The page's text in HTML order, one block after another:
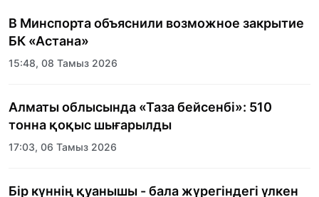
В Минспорта объяснили возможное закрытие
БК «Астана»
15:48, 08 Тамыз 2026
Алматы облысында «Таза бейсенбі»: 510
тонна қоқыс шығарылды
17:03, 06 Тамыз 2026
Бір күннің қуанышы - бала жүрегіндегі үлкен